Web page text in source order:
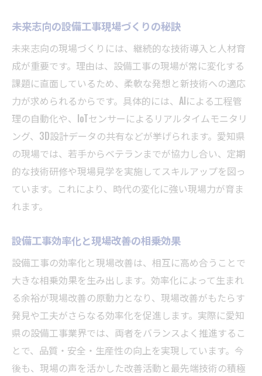
未来志向の設備工事現場づくりの秘訣
未来志向の現場づくりには、継続的な技術導入と人材育
成が重要です。理由は、設備工事の現場が常に変化する
課題に直面しているため、柔軟な発想と新技術への適応
力が求められるからです。具体的には、AIによる工程管
理の自動化や、IoTセンサーによるリアルタイムモニタリ
ング、3D設計データの共有などが挙げられます。愛知県
の現場では、若手からベテランまでが協力し合い、定期
的な技術研修や現場見学を実施してスキルアップを図っ
ています。これにより、時代の変化に強い現場力が育ま
れます。
設備工事効率化と現場改善の相乗効果
設備工事の効率化と現場改善は、相互に高め合うことで
大きな相乗効果を生み出します。効率化によって生まれ
る余裕が現場改善の原動力となり、現場改善がもたらす
発見や工夫がさらなる効率化を促進します。実際に愛知
県の設備工事業界では、両者をバランスよく推進するこ
とで、品質・安全・生産性の向上を実現しています。今
後も、現場の声を活かした改善活動と最先端技術の積極